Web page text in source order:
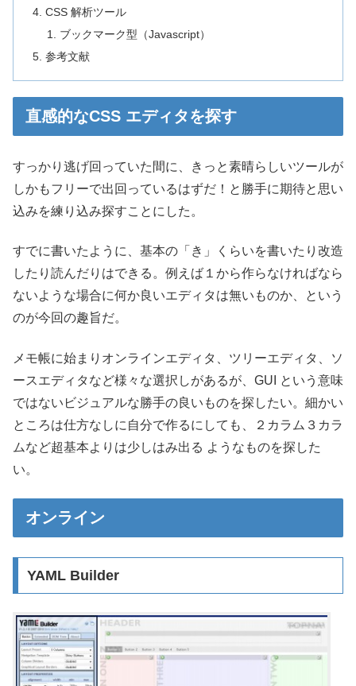
CSS 解析ツール
ブックマーク型（Javascript）
参考文献
直感的なCSS エディタを探す
すっかり逃げ回っていた間に、きっと素晴らしいツールが
しかもフリーで出回っているはずだ！と勝手に期待と思い
込みを練り込み探すことにした。
すでに書いたように、基本の「き」くらいを書いたり改造
したり読んだりはできる。例えば１から作らなければなら
ないような場合に何か良いエディタは無いものか、という
のが今回の趣旨だ。
メモ帳に始まりオンラインエディタ、ツリーエディタ、ソ
ースエディタなど様々な選択しがあるが、GUI という意味
ではないビジュアルな勝手の良いものを探したい。細かい
ところは仕方なしに自分で作るにしても、２カラム３カラ
ムなど超基本よりは少しはみ出る ようなものを探した
い。
オンライン
YAML Builder